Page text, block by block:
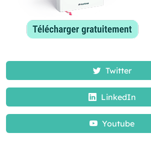
Twitter
LinkedIn
Youtube